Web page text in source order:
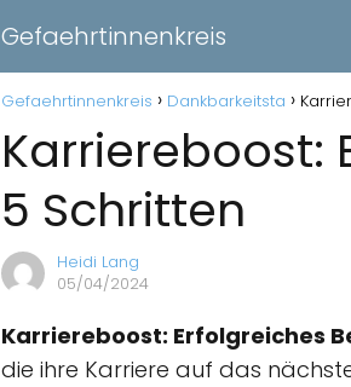
Gefaehrtinnenkreis
Gefaehrtinnenkreis Dankbarkeitsta
Karriereboost:
5 Schritten
Heidi Lang
05/04/2024
Karriereboost: Erfolgreiches
die ihre Karriere auf das